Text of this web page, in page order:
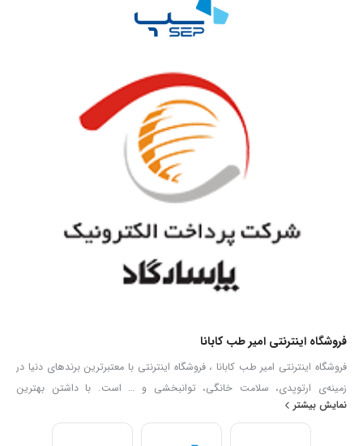
فروشگاه اینترنتی امیر طب کابانا
فروشگاه اینترنتی امیر طب کابانا ، فروشگاه اینترنتی با معتبرترین برندهای دنیا در
زمینه‌ی ارتوپدی، سلامت خانگی، توانبخشی و … است. با داشتن بهترین
کارشناسان فروش در زمینه تجهیزات پزشکی توانایی ارائه هرگونه مشاوره و خدمات
در رابطه با انتخاب و فروش تجهیزات پزشکی را به عموم مردم دارا می‌‌‌‌باشد. با
نمایش بیشتر